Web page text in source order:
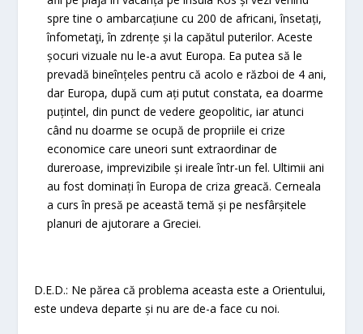
spre tine o ambarcațiune cu 200 de africani, însetați,
înfometaţi, în zdrențe și la capătul puterilor. Aceste
șocuri vizuale nu le-a avut Europa. Ea putea să le
prevadă bineînțeles pentru că acolo e război de 4 ani,
dar Europa, după cum ați putut constata, ea doarme
puțintel, din punct de vedere geopolitic, iar atunci
când nu doarme se ocupă de propriile ei crize
economice care uneori sunt extraordinar de
dureroase, imprevizibile și ireale într-un fel. Ultimii ani
au fost dominați în Europa de criza greacă. Cerneala
a curs în presă pe această temă și pe nesfârșitele
planuri de ajutorare a Greciei.
D.E.D.: Ne părea că problema aceasta este a Orientului,
este undeva departe și nu are de-a face cu noi.